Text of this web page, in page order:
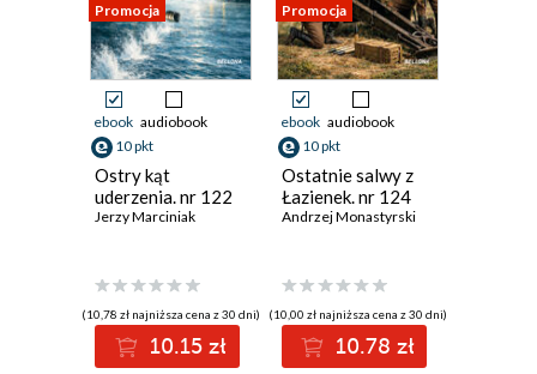
Promocja
ebook audiobook
10 pkt
Ostry kąt
uderzenia. nr 122
Jerzy Marciniak
(10,78 zł najniższa cena z 30 dni)
10.15 zł
Promocja
ebook audiobook
10 pkt
Ostatnie salwy z
Łazienek. nr 124
Andrzej Monastyrski
(10,00 zł najniższa cena z 30 dni)
10.78 zł